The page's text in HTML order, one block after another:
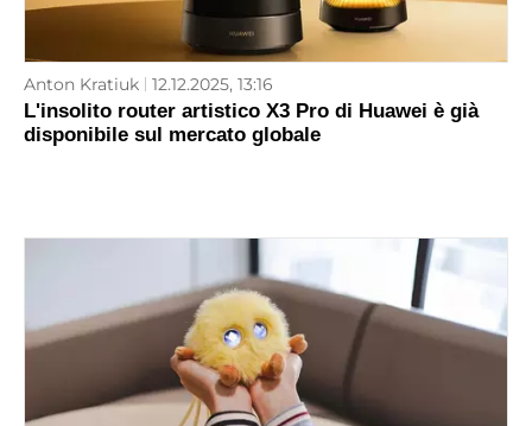
Anton Kratiuk 12.12.2025, 13:16
L'insolito router artistico X3 Pro di Huawei è già
disponibile sul mercato globale